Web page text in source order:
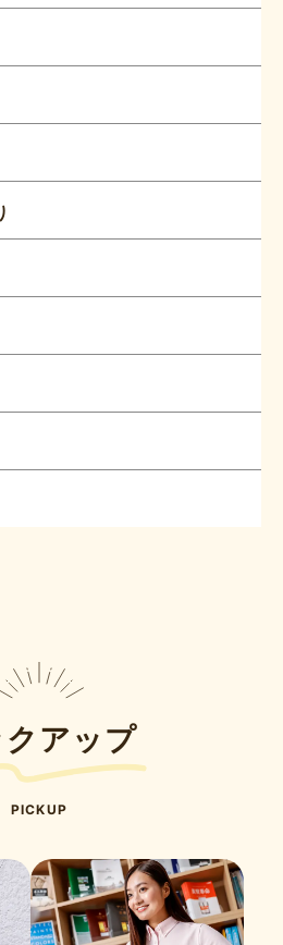
クアップ
PICKUP